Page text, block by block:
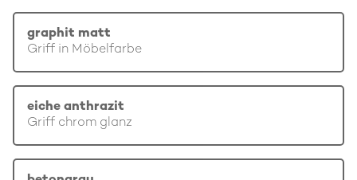
graphit matt
Griff in Möbelfarbe
eiche anthrazit
Griff chrom glanz